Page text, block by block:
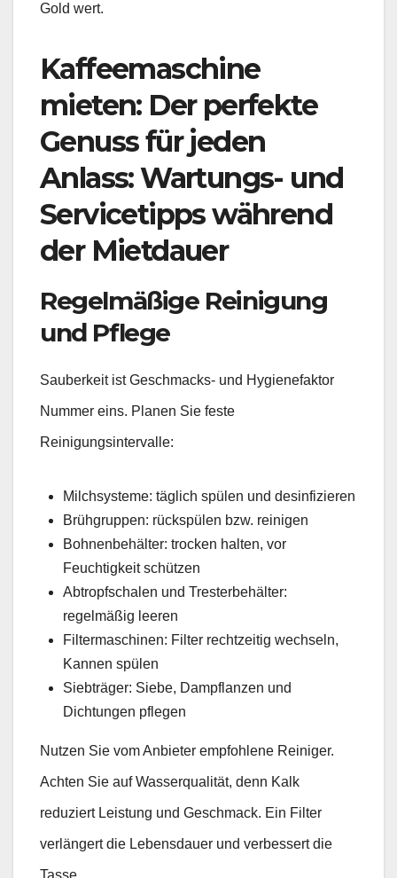
Gold wert.
Kaffeemaschine
mieten: Der perfekte
Genuss für jeden
Anlass: Wartungs- und
Servicetipps während
der Mietdauer
Regelmäßige Reinigung
und Pflege
Sauberkeit ist Geschmacks- und Hygienefaktor
Nummer eins. Planen Sie feste
Reinigungsintervalle:
Milchsysteme: täglich spülen und desinfizieren
Brühgruppen: rückspülen bzw. reinigen
Bohnenbehälter: trocken halten, vor
Feuchtigkeit schützen
Abtropfschalen und Tresterbehälter:
regelmäßig leeren
Filtermaschinen: Filter rechtzeitig wechseln,
Kannen spülen
Siebträger: Siebe, Dampflanzen und
Dichtungen pflegen
Nutzen Sie vom Anbieter empfohlene Reiniger.
Achten Sie auf Wasserqualität, denn Kalk
reduziert Leistung und Geschmack. Ein Filter
verlängert die Lebensdauer und verbessert die
Tasse.